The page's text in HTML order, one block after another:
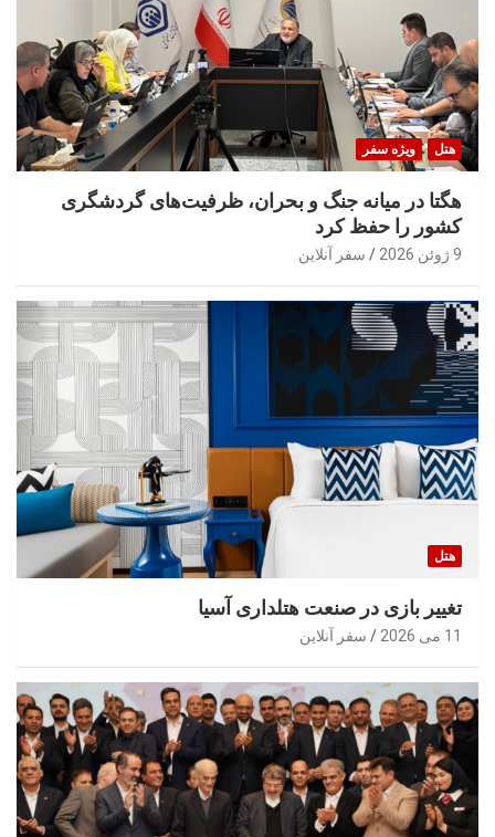
هتل ویژه سفر
هگتا در میانه جنگ و بحران، ظرفیت‌های گردشگری
کشور را حفظ کرد
9 ژوئن 2026 سفر آنلاین
هتل
تغییر بازی در صنعت هتلداری آسیا
11 می 2026 سفر آنلاین